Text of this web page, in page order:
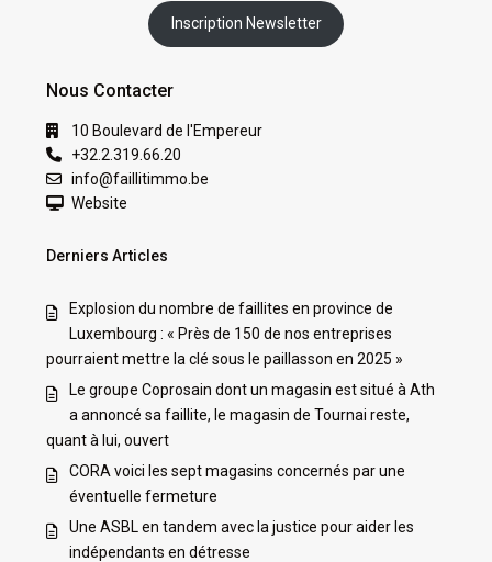
Inscription Newsletter
Nous Contacter
10 Boulevard de l'Empereur
+32.2.319.66.20
info@faillitimmo.be
Website
Derniers Articles
Explosion du nombre de faillites en province de
Luxembourg : « Près de 150 de nos entreprises
pourraient mettre la clé sous le paillasson en 2025 »
Le groupe Coprosain dont un magasin est situé à Ath
a annoncé sa faillite, le magasin de Tournai reste,
quant à lui, ouvert
CORA voici les sept magasins concernés par une
éventuelle fermeture
Une ASBL en tandem avec la justice pour aider les
indépendants en détresse